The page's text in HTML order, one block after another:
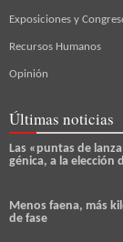
Exposiciones y
Recursos Humanos
Opinión
Últimas noticias
Las «puntas de
génica, a la elección
Menos faena, más
de fase